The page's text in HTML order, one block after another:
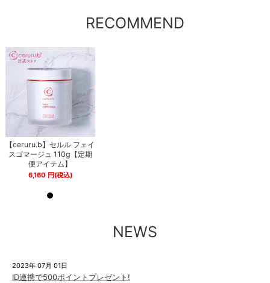
RECOMMEND
【ceruru.b】セルル フェイ
スゴマージュ 110g【定期
便アイテム】
6,160 円 (税込)
NEWS
2023年 07月 01日
ID連携で500ポイントプレゼント!